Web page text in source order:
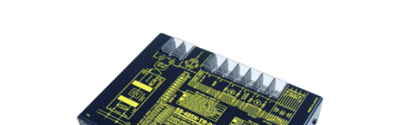
お客様サポート
会社情報